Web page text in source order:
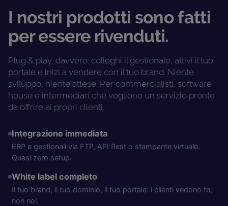
I nostri prodotti sono fatti
per essere rivenduti.
Plug & play, davvero: colleghi il gestionale, attivi il tuo
portale e inizi a vendere con il tuo brand. Niente
sviluppo, niente attese. Per commercialisti, software
house e intermediari che vogliono un servizio pronto
da offrire ai propri clienti.
Integrazione immediata
ERP e gestionali via FTP, API Rest o stampante virtuale.
Quasi zero setup.
White label completo
Il tuo brand, il tuo dominio, il tuo portale: i clienti vedono te,
non noi.